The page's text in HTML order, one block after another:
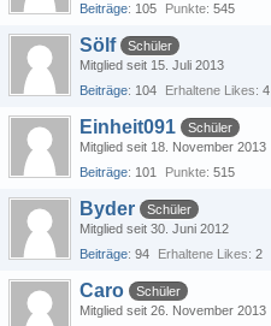
Beiträge 105 Punkte 545
Sölf
Schüler
Mitglied seit 15. Juli 2013
Beiträge 104 Erhaltene Likes 4
Einheit091
Schüler
Mitglied seit 18. November 2013
Beiträge 101 Punkte 515
Byder
Schüler
Mitglied seit 30. Juni 2012
Beiträge 94 Erhaltene Likes 2
Caro
Schüler
Mitglied seit 26. November 2013